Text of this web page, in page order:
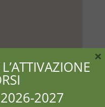
2026-2027
×